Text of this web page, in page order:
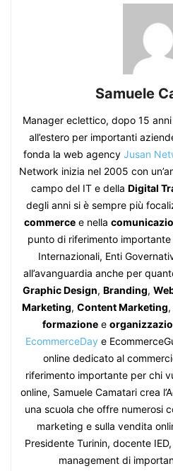
Samuele
Manager eclettico, dopo 15
all’estero per importanti
fonda la web agency Jusan
Network inizia nel 2005 con
campo del IT e della Digital
degli anni si è sempre più
commercee nella
punto di riferimento
Internazionali, Enti
all’avanguardia anche per
Graphic Design, Branding,
Marketing, Content Marketing,
formazione e
EcommerceDay e
online dedicato al
riferimento importante per chi
online, Samuele Camatari crea
una scuola che offre numerosi
marketing e sulla vendita
Presidente Turinin, docente
management di